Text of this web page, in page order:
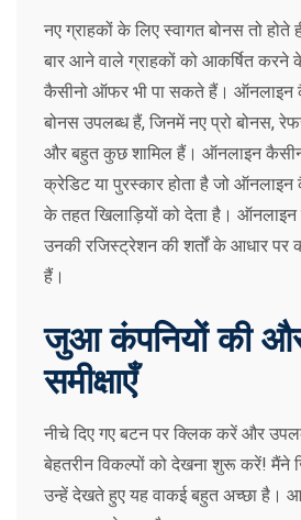
नए ग्राहकों के लिए स्वागत बोनस तो
बार आने वाले ग्राहकों को आकर्षित
कैसीनो ऑफर भी पा सकते हैं। ऑनलाइन
बोनस उपलब्ध हैं, जिनमें नए प्रो बोनस,
और बहुत कुछ शामिल हैं। ऑनलाइन
क्रेडिट या पुरस्कार होता है जो
के तहत खिलाड़ियों को देता है। ऑनलाइन
उनकी रजिस्ट्रेशन की शर्तों के आधार पर
हैं।
जुआ कंपनियों की
समीक्षाएँ
नीचे दिए गए बटन पर क्लिक करें और
बेहतरीन विकल्पों को देखना शुरू करें! मैंने
उन्हें देखते हुए यह वाकई बहुत अच्छा है।